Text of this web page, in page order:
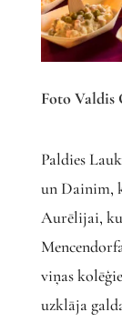
Foto Valdis
Paldies
un Dainim,
Aurēlijai,
viņas
uzklāja